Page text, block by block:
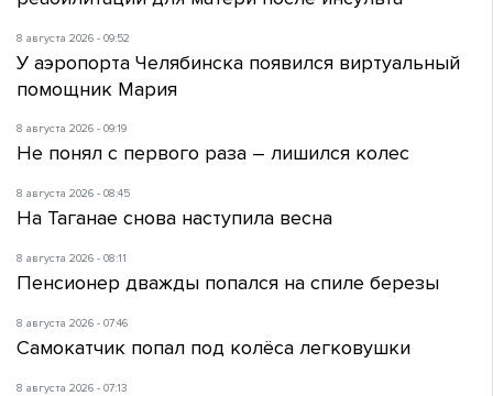
8 августа 2026 - 09:52
У аэропорта Челябинска появился виртуальный
помощник Мария
8 августа 2026 - 09:19
Не понял с первого раза – лишился колес
8 августа 2026 - 08:45
На Таганае снова наступила весна
8 августа 2026 - 08:11
Пенсионер дважды попался на спиле березы
8 августа 2026 - 07:46
Самокатчик попал под колёса легковушки
8 августа 2026 - 07:13